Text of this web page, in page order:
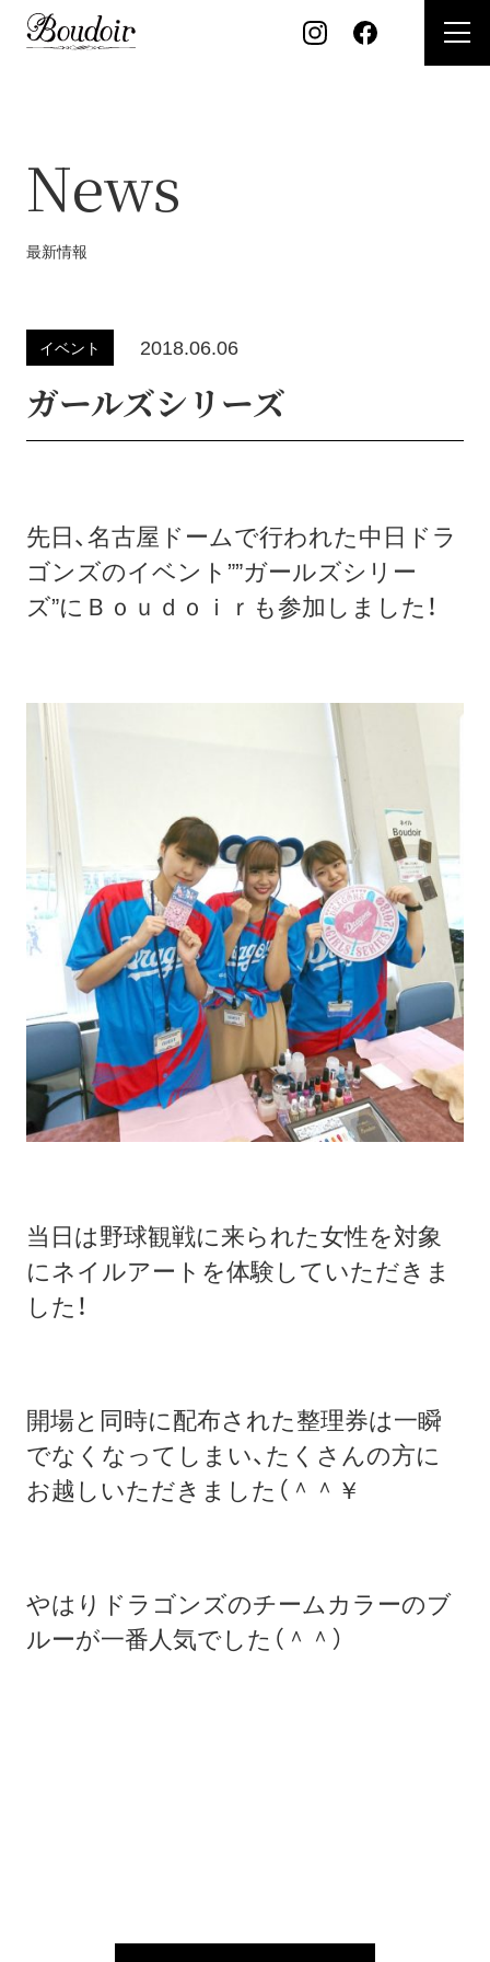
開
く
News
最新情報
イベント 2018.06.06
ガールズシリーズ
先日、名古屋ドームで行われた中日ドラ
ゴンズのイベント””ガールズシリー
ズ”にＢｏｕｄｏｉｒも参加しました！
当日は野球観戦に来られた女性を対象
にネイルアートを体験していただきま
した！
開場と同時に配布された整理券は一瞬
でなくなってしまい、たくさんの方に
お越しいただきました（＾＾￥
やはりドラゴンズのチームカラーのブ
ルーが一番人気でした（＾＾）